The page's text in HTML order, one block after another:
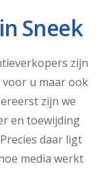
Sneek
zijn
u maar ook
zijn we
en toewijding
daar ligt
media werkt